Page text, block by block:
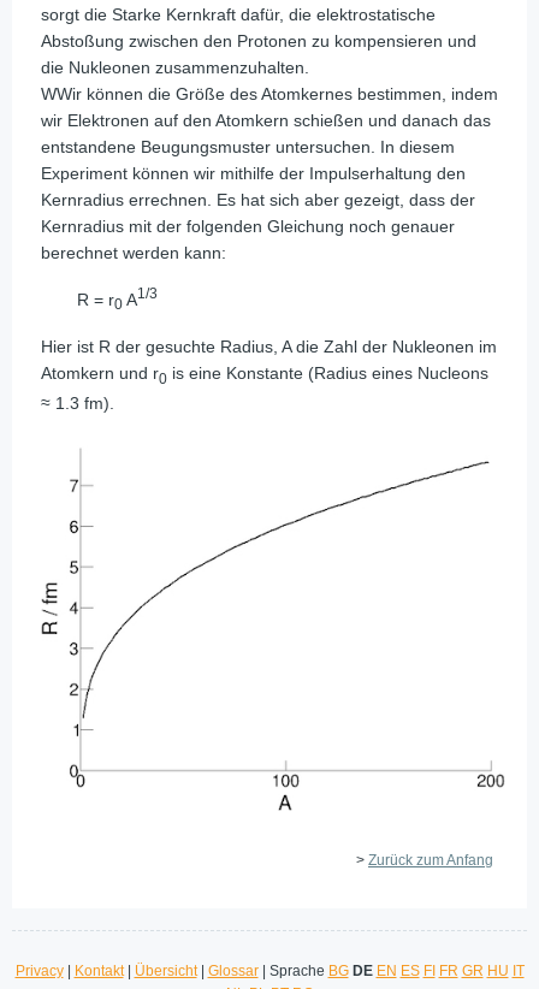
sorgt die Starke Kernkraft dafür, die elektrostatische
Abstoßung zwischen den Protonen zu kompensieren und
die Nukleonen zusammenzuhalten.
WWir können die Größe des Atomkernes bestimmen, indem
wir Elektronen auf den Atomkern schießen und danach das
entstandene Beugungsmuster untersuchen. In diesem
Experiment können wir mithilfe der Impulserhaltung den
Kernradius errechnen. Es hat sich aber gezeigt, dass der
Kernradius mit der folgenden Gleichung noch genauer
berechnet werden kann:
R = r0 A1/3
Hier ist R der gesuchte Radius, A die Zahl der Nukleonen im
Atomkern und r0 is eine Konstante (Radius eines Nucleons
≈ 1.3 fm).
> Zurück zum Anfang
Privacy| Kontakt| Übersicht| Glossar| Sprache BG DE EN ES FI FR GR HU IT